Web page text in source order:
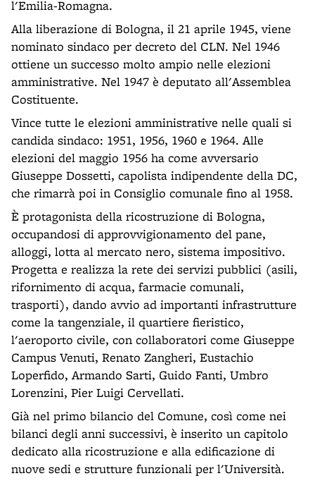
l'Emilia-Romagna.
Alla liberazione di Bologna, il 21 aprile 1945, viene
nominato sindaco per decreto del CLN. Nel 1946
ottiene un successo molto ampio nelle elezioni
amministrative. Nel 1947 è deputato all'Assemblea
Costituente.
Vince tutte le elezioni amministrative nelle quali si
candida sindaco: 1951, 1956, 1960 e 1964. Alle
elezioni del maggio 1956 ha come avversario
Giuseppe Dossetti, capolista indipendente della DC,
che rimarrà poi in Consiglio comunale fino al 1958.
È protagonista della ricostruzione di Bologna,
occupandosi di approvvigionamento del pane,
alloggi, lotta al mercato nero, sistema impositivo.
Progetta e realizza la rete dei servizi pubblici (asili,
rifornimento di acqua, farmacie comunali,
trasporti), dando avvio ad importanti infrastrutture
come la tangenziale, il quartiere fieristico,
l'aeroporto civile, con collaboratori come Giuseppe
Campus Venuti, Renato Zangheri, Eustachio
Loperfido, Armando Sarti, Guido Fanti, Umbro
Lorenzini, Pier Luigi Cervellati.
Già nel primo bilancio del Comune, così come nei
bilanci degli anni successivi, è inserito un capitolo
dedicato alla ricostruzione e alla edificazione di
nuove sedi e strutture funzionali per l'Università.